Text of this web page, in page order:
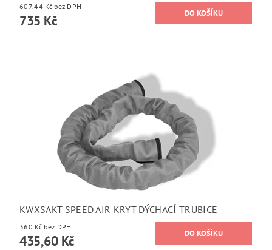
607,44 Kč bez DPH
735 Kč
KWXSAKT SPEED AIR KRYT DÝCHACÍ TRUBICE
360 Kč bez DPH
435,60 Kč